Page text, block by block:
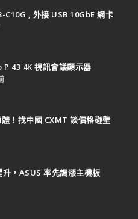
C10G , 外接 USB 10GbE 網卡
43 4K 視訊會議顯示器
！找中國 CXMT 談價格碰壁
升，ASUS 率先調漲主機板